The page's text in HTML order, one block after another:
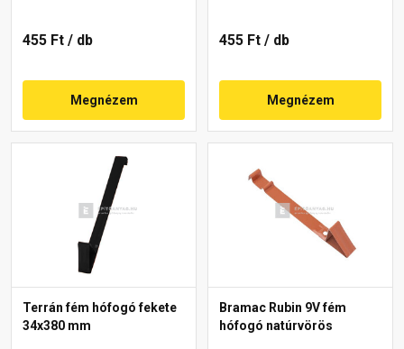
455 Ft / db
Megnézem
455 Ft / db
Megnézem
Terrán fém hófogó fekete
34x380 mm
Bramac Rubin 9V fém
hófogó natúrvörös